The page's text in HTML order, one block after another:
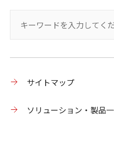
サイトマップ
ソリューション・製品